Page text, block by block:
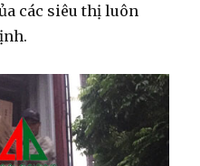
các siêu thị luôn